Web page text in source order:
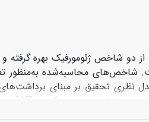
شاخص ژئومورفیک بهره گرفته و
شاخص‌های محاسبه‌شده به‌منظور
عدم تقارن حوضه زهکشی
(AF)
منطقه مورد مطالعه محاسبه